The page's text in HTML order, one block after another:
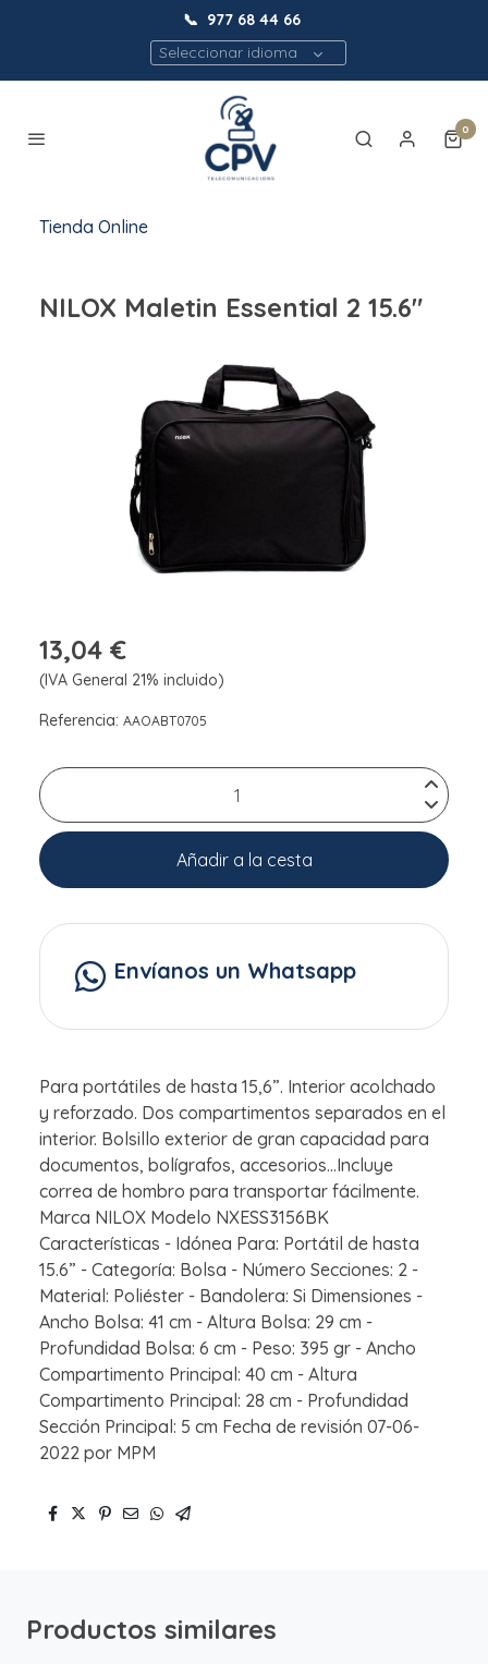
📞 977 68 44 66
Seleccionar idioma
0
Tienda Online
NILOX Maletin Essential 2 15.6"
13,04 €
(IVA General 21% incluido)
Referencia: AAOABT0705
Añadir a la cesta
Envíanos un Whatsapp
Para portátiles de hasta 15,6”. Interior acolchado
y reforzado. Dos compartimentos separados en el
interior. Bolsillo exterior de gran capacidad para
documentos, bolígrafos, accesorios…Incluye
correa de hombro para transportar fácilmente.
Marca NILOX Modelo NXESS3156BK
Características - Idónea Para: Portátil de hasta
15.6” - Categoría: Bolsa - Número Secciones: 2 -
Material: Poliéster - Bandolera: Si Dimensiones -
Ancho Bolsa: 41 cm - Altura Bolsa: 29 cm -
Profundidad Bolsa: 6 cm - Peso: 395 gr - Ancho
Compartimento Principal: 40 cm - Altura
Compartimento Principal: 28 cm - Profundidad
Sección Principal: 5 cm Fecha de revisión 07-06-
2022 por MPM
Productos similares